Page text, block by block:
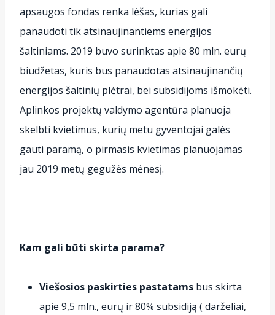
apsaugos fondas renka lėšas, kurias gali
panaudoti tik atsinaujinantiems energijos
šaltiniams. 2019 buvo surinktas apie 80 mln. eurų
biudžetas, kuris bus panaudotas atsinaujinančių
energijos šaltinių plėtrai, bei subsidijoms išmokėti.
Aplinkos projektų valdymo agentūra planuoja
skelbti kvietimus, kurių metu gyventojai galės
gauti paramą, o pirmasis kvietimas planuojamas
jau 2019 metų gegužės mėnesį.
Kam gali būti skirta parama?
Viešosios paskirties pastatams bus skirta
apie 9,5 mln., eurų ir 80% subsidiją ( darželiai,